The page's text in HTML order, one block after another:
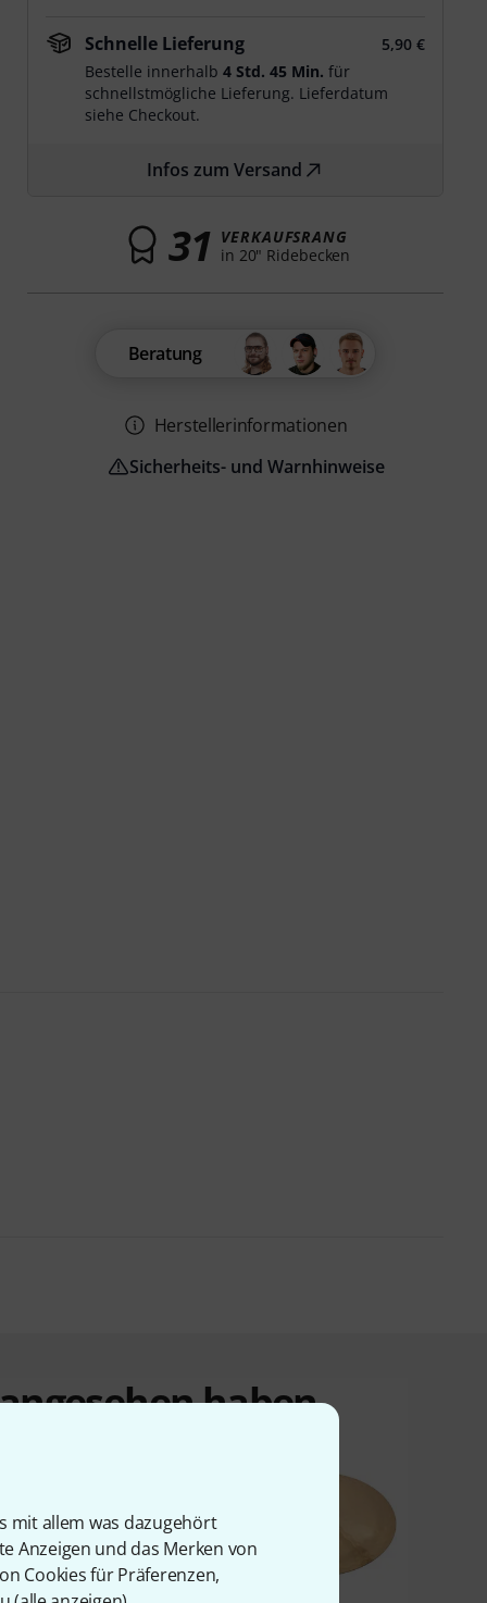
mit allem was dazugehört
Anzeigen und das Merken von
Cookies für Präferenzen,
Schnelle Lieferung
5,90 €
Bestelle innerhalb4 Std. 45 Min. für
schnellstmögliche Lieferung. Lieferdatum
siehe Checkout.
Infos zum Versand
31 VERKAUFSRANG
in 20" Ridebecken
Beratung
Herstellerinformationen
Sicherheits- und Warnhinweise
haben